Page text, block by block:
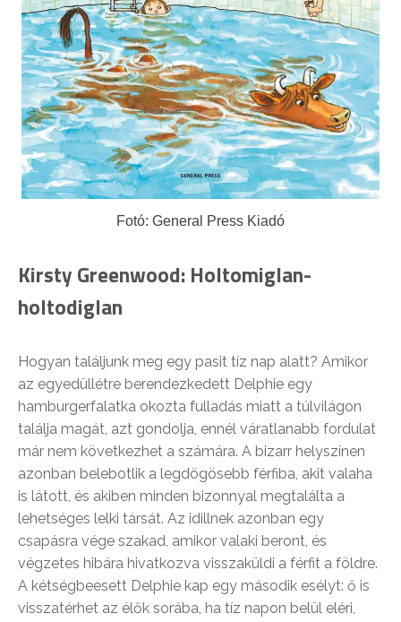
Fotó: General Press Kiadó
Kirsty Greenwood: Holtomiglan-
holtodiglan
Hogyan találjunk meg egy pasit tíz nap alatt? Amikor
az egyedüllétre berendezkedett Delphie egy
hamburgerfalatka okozta fulladás miatt a túlvilágon
találja magát, azt gondolja, ennél váratlanabb fordulat
már nem következhet a számára. A bizarr helyszínen
azonban belebotlik a legdögösebb férfiba, akit valaha
is látott, és akiben minden bizonnyal megtalálta a
lehetséges lelki társát. Az idillnek azonban egy
csapásra vége szakad, amikor valaki beront, és
végzetes hibára hivatkozva visszaküldi a férfit a földre.
A kétségbeesett Delphie kap egy második esélyt: ő is
visszatérhet az élők sorába, ha tíz napon belül eléri,